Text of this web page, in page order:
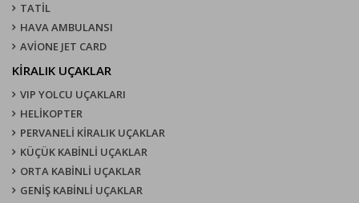
TATİL
HAVA AMBULANSI
AVİONE JET CARD
KIRALIK UÇAKLAR
VIP YOLCU UÇAKLARI
HELİKOPTER
PERVANELİ KİRALIK UÇAKLAR
KÜÇÜK KABİNLİ UÇAKLAR
ORTA KABİNLİ UÇAKLAR
GENİŞ KABİNLİ UÇAKLAR